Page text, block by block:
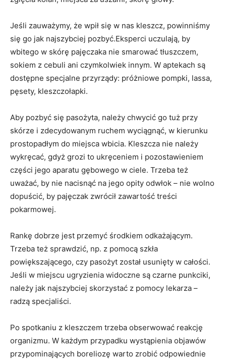
Jeśli zauważymy, że wpił się w nas kleszcz, powinniśmy
się go jak najszybciej pozbyć.Eksperci uczulają, by
wbitego w skórę pajęczaka nie smarować tłuszczem,
sokiem z cebuli ani czymkolwiek innym. W aptekach są
dostępne specjalne przyrządy: próżniowe pompki, lassa,
pęsety, kleszczołapki.
Aby pozbyć się pasożyta, należy chwycić go tuż przy
skórze i zdecydowanym ruchem wyciągnąć, w kierunku
prostopadłym do miejsca wbicia. Kleszcza nie należy
wykręcać, gdyż grozi to ukręceniem i pozostawieniem
części jego aparatu gębowego w ciele. Trzeba też
uważać, by nie nacisnąć na jego opity odwłok – nie wolno
dopuścić, by pajęczak zwrócił zawartość treści
pokarmowej.
Rankę dobrze jest przemyć środkiem odkażającym.
Trzeba też sprawdzić, np. z pomocą szkła
powiększającego, czy pasożyt został usunięty w całości.
Jeśli w miejscu ugryzienia widoczne są czarne punkciki,
należy jak najszybciej skorzystać z pomocy lekarza –
radzą specjaliści.
Po spotkaniu z kleszczem trzeba obserwować reakcję
organizmu. W każdym przypadku wystąpienia objawów
przypominających boreliozę warto zrobić odpowiednie